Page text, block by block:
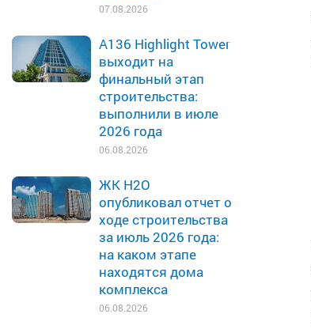
07.08.2026
A136 Highlight Tower
выходит на
финальный этап
строительства:
выполнили в июле
2026 года
06.08.2026
ЖК H2O
опубликовал отчет о
ходе строительства
за июль 2026 года:
на каком этапе
находятся дома
комплекса
06.08.2026